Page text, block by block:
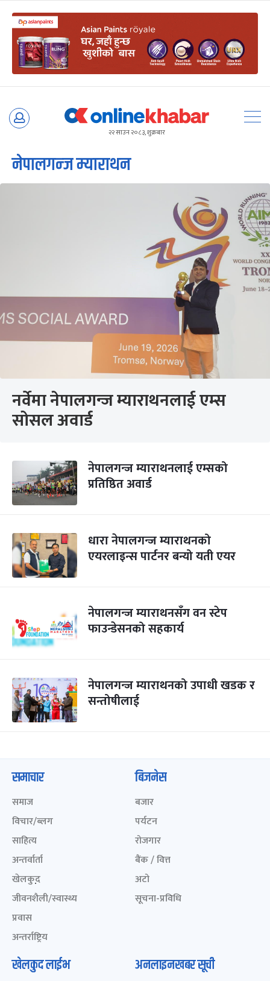
Skip
२२ साउन २०८३, शुक्रबार
नेपालगन्ज म्याराथन
नर्वेमा नेपालगन्ज म्याराथनलाई एम्स
सोसल अवार्ड
नेपालगन्ज म्याराथनलाई एम्सको
प्रतिष्ठित अवार्ड
धारा नेपालगन्ज म्याराथनको
एयरलाइन्स पार्टनर बन्यो यती एयर
नेपालगन्ज म्याराथनसँग वन स्टेप
फाउन्डेसनको सहकार्य
नेपालगन्ज म्याराथनको उपाधी खडक र
सन्तोषीलाई
समाचार
समाज
विचार/ब्लग
साहित्य
अन्तर्वार्ता
खेलकुद़़
जीवनशैली/स्वास्थ्य
प्रवास
अन्तर्राष्ट्रिय
बिजनेस
बजार
पर्यटन
रोजगार
बैंक / वित्त
अटो
सूचना-प्रविधि
खेलकुद लाईभ अनलाइनखबर सूची